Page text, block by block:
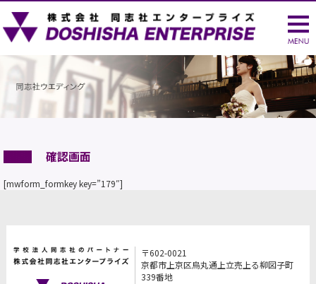
確認画面
[mwform_formkey key=”179″]
〒602-0021
京都市上京区烏丸通上立売上る柳図子町
339番地